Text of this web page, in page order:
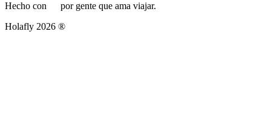
Hecho con
por gente que ama viajar.
Holafly 2026 ®